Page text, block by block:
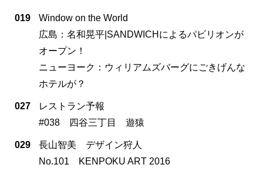
019
Window on the World
広島：名和晃平|SANDWICHによるパビリオンが
オープン！
ニューヨーク：ウィリアムズバーグにごきげんな
ホテルが？
027
レストラン予報
#038 四谷三丁目 遊猿
029
長山智美 デザイン狩人
No.101 KENPOKU ART 2016